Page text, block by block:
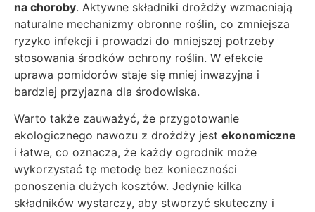
na choroby. Aktywne składniki drożdży wzmacniają
naturalne mechanizmy obronne roślin, co zmniejsza
ryzyko infekcji i prowadzi do mniejszej potrzeby
stosowania środków ochrony roślin. W efekcie
uprawa pomidorów staje się mniej inwazyjna i
bardziej przyjazna dla środowiska.
Warto także zauważyć, że przygotowanie
ekologicznego nawozu z drożdży jest ekonomiczne
i łatwe, co oznacza, że każdy ogrodnik może
wykorzystać tę metodę bez konieczności
ponoszenia dużych kosztów. Jedynie kilka
składników wystarczy, aby stworzyć skuteczny i